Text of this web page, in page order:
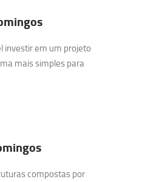
investir em um projeto
mais simples para
compostas por